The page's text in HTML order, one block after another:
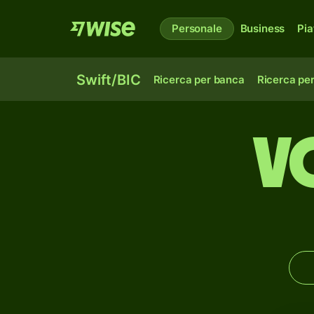
Personale Business
Swift/BIC Ricerca per banca Ricerca